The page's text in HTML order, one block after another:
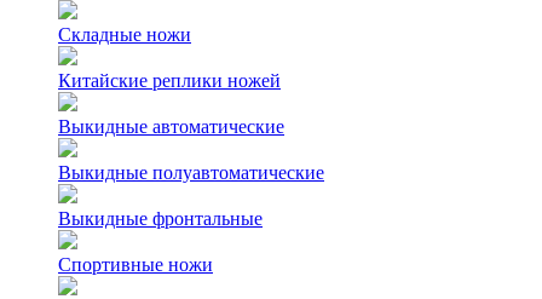
Складные ножи
Китайские реплики ножей
Выкидные автоматические
Выкидные полуавтоматические
Выкидные фронтальные
Спортивные ножи